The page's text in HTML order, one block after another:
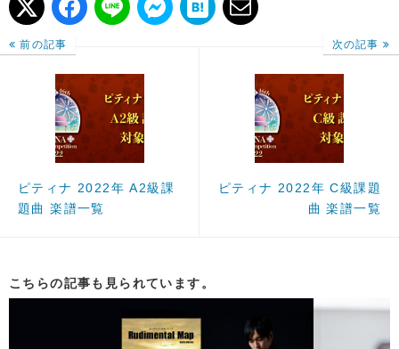
前の記事
ピティナ 2022年 A2級課
題曲 楽譜一覧
次の記事
ピティナ 2022年 C級課題
曲 楽譜一覧
こちらの記事も見られています。